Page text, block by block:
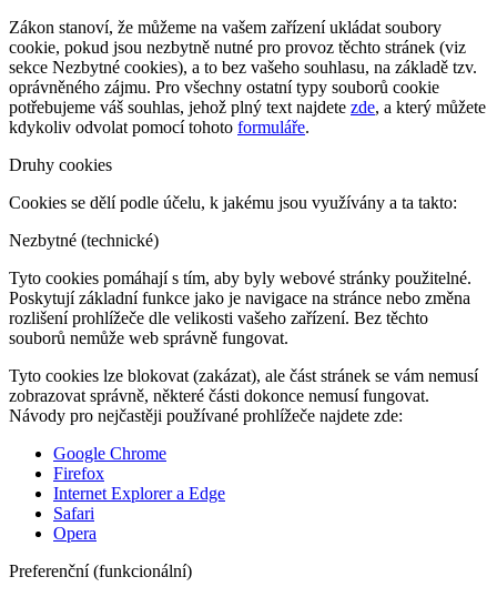
Zákon stanoví, že můžeme na vašem zařízení ukládat soubory
cookie, pokud jsou nezbytně nutné pro provoz těchto stránek (viz
sekce Nezbytné cookies), a to bez vašeho souhlasu, na základě tzv.
oprávněného zájmu. Pro všechny ostatní typy souborů cookie
potřebujeme váš souhlas, jehož plný text najdete zde, a který můžete
kdykoliv odvolat pomocí tohoto formuláře.
Druhy cookies
Cookies se dělí podle účelu, k jakému jsou využívány a ta takto:
Nezbytné (technické)
Tyto cookies pomáhají s tím, aby byly webové stránky použitelné.
Poskytují základní funkce jako je navigace na stránce nebo změna
rozlišení prohlížeče dle velikosti vašeho zařízení. Bez těchto
souborů nemůže web správně fungovat.
Tyto cookies lze blokovat (zakázat), ale část stránek se vám nemusí
zobrazovat správně, některé části dokonce nemusí fungovat.
Návody pro nejčastěji používané prohlížeče najdete zde:
Google Chrome
Firefox
Internet Explorer a Edge
Safari
Opera
Preferenční (funkcionální)